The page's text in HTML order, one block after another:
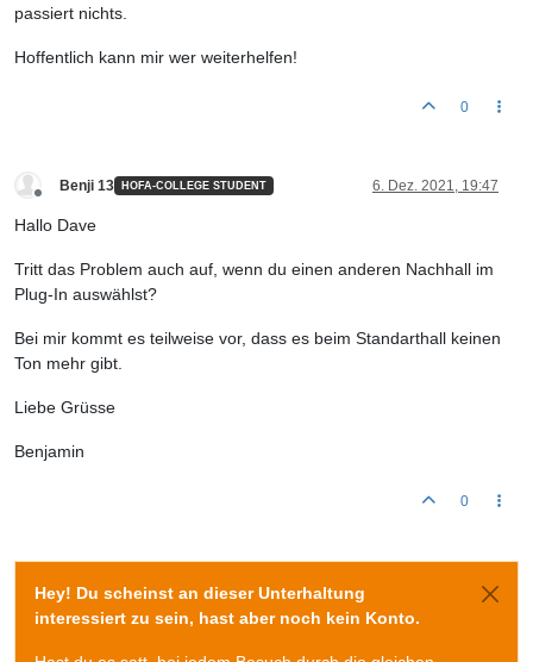
passiert nichts.
Hoffentlich kann mir wer weiterhelfen!
0
Benji 13 HOFA-COLLEGE STUDENT 6. Dez. 2021, 19:47
Hallo Dave
Tritt das Problem auch auf, wenn du einen anderen Nachhall im
Plug-In auswählst?
Bei mir kommt es teilweise vor, dass es beim Standarthall keinen
Ton mehr gibt.
Liebe Grüsse
Benjamin
0
Hey! Du scheinst an dieser Unterhaltung
interessiert zu sein, hast aber noch kein Konto.